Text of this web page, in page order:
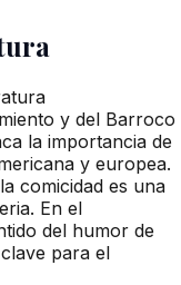
y del Barroco
la importancia de
y europea.
comicidad es una
En el
del humor de
para el